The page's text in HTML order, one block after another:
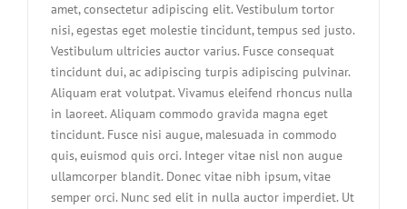
amet, consectetur adipiscing elit. Vestibulum tortor
nisi, egestas eget molestie tincidunt, tempus sed justo.
Vestibulum ultricies auctor varius. Fusce consequat
tincidunt dui, ac adipiscing turpis adipiscing pulvinar.
Aliquam erat volutpat. Vivamus eleifend rhoncus nulla
in laoreet. Aliquam commodo gravida magna eget
tincidunt. Fusce nisi augue, malesuada in commodo
quis, euismod quis orci. Integer vitae nisl non augue
ullamcorper blandit. Donec vitae nibh ipsum, vitae
semper orci. Nunc sed elit in nulla auctor imperdiet. Ut